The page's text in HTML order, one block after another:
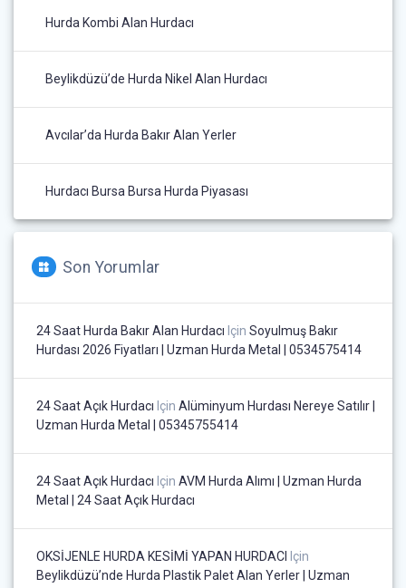
Hurda Kombi Alan Hurdacı
Beylikdüzü’de Hurda Nikel Alan Hurdacı
Avcılar’da Hurda Bakır Alan Yerler
Hurdacı Bursa Bursa Hurda Piyasası
Son Yorumlar
24 Saat Hurda Bakır Alan Hurdacı Için Soyulmuş Bakır
Hurdası 2026 Fiyatları | Uzman Hurda Metal | 0534575414
24 Saat Açık Hurdacı Için Alüminyum Hurdası Nereye Satılır |
Uzman Hurda Metal | 05345755414
24 Saat Açık Hurdacı Için AVM Hurda Alımı | Uzman Hurda
Metal | 24 Saat Açık Hurdacı
OKSİJENLE HURDA KESİMİ YAPAN HURDACI Için
Beylikdüzü’nde Hurda Plastik Palet Alan Yerler | Uzman